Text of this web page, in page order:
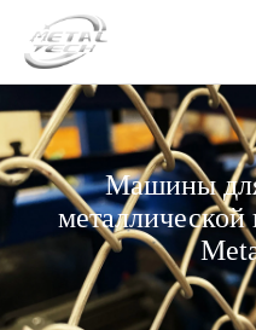
Машины
металлической